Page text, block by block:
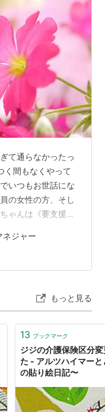
て通らなかったっ
く間もなくやって
いつもお世話にな
の女性の方、そし
ゃんは《要支援
と認定が下りなか
だが、 いつも笑顔
いパパちゃんの話
ていた。 私が仕事
ネジャー
もっと見る
13 ブックマーク
ジジの介護保険区分
た - アルツハイマー
の貼り絵日記〜